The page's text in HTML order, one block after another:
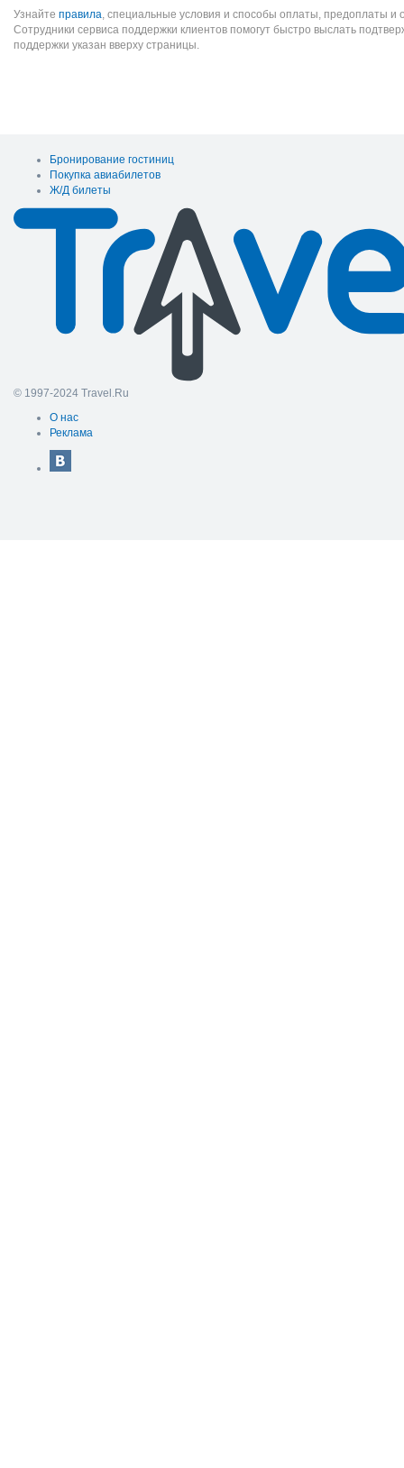
Узнайте правила, специальные условия и способы оплаты, предоплаты и
Сотрудники сервиса поддержки клиентов помогут быстро выслать
поддержки указан вверху страницы.
Бронирование гостиниц
Покупка авиабилетов
Ж/Д билеты
© 1997-2024 Travel.Ru
О нас
Реклама